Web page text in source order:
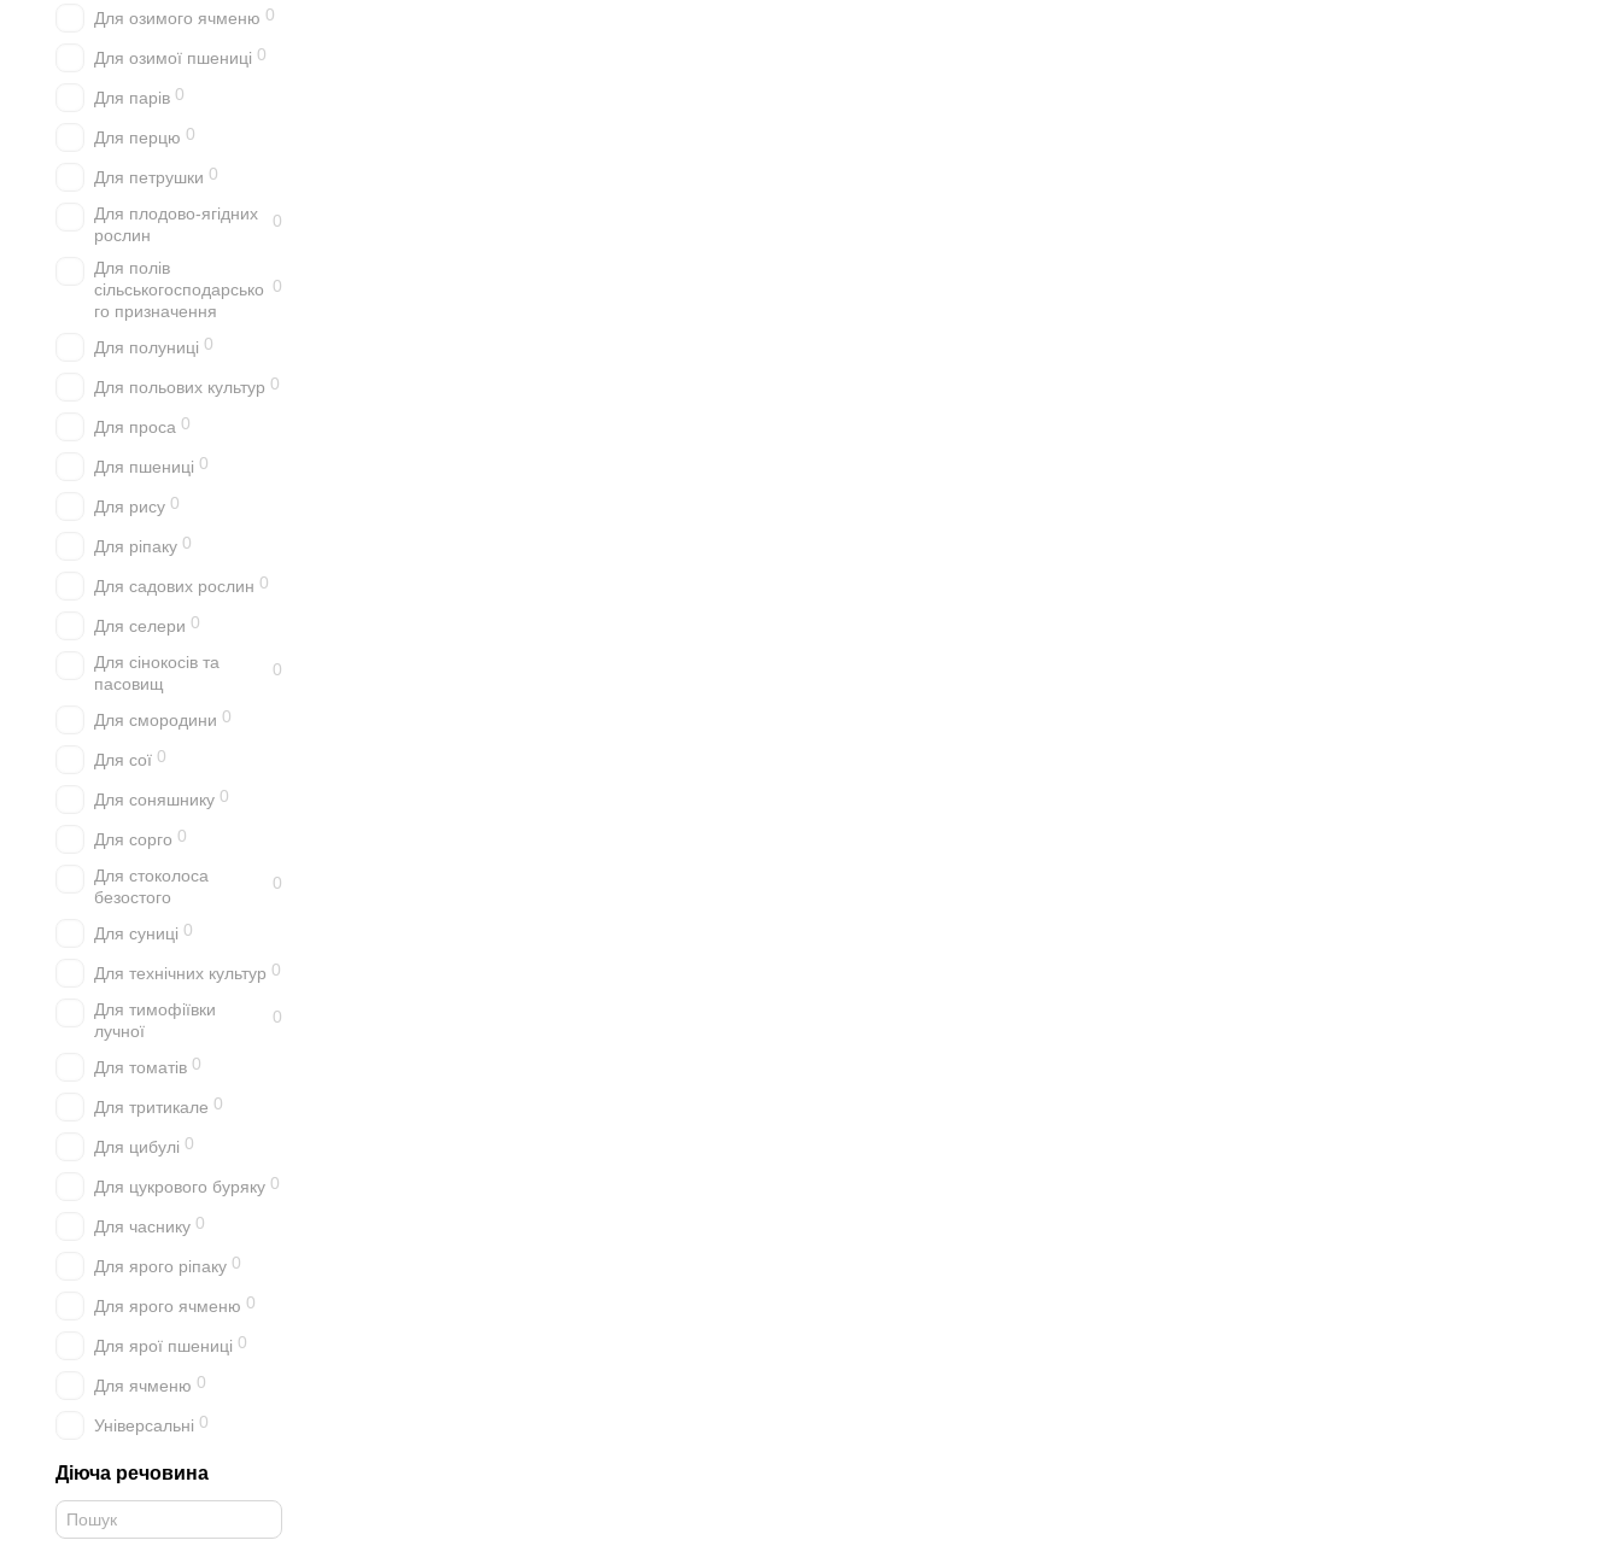
Для озимого ячменю 0
Для озимої пшениці 0
Для парів 0
Для перцю 0
Для петрушки 0
Для плодово-ягідних
рослин
0
Для полів
сільськогосподарсько
го призначення
0
Для полуниці 0
Для польових культур 0
Для проса 0
Для пшениці 0
Для рису 0
Для ріпаку 0
Для садових рослин 0
Для селери 0
Для сінокосів та
пасовищ
0
Для смородини 0
Для сої 0
Для соняшнику 0
Для сорго 0
Для стоколоса
безостого
0
Для суниці 0
Для технічних культур 0
Для тимофіївки
лучної
0
Для томатів 0
Для тритикале 0
Для цибулі 0
Для цукрового буряку 0
Для часнику 0
Для ярого ріпаку 0
Для ярого ячменю 0
Для ярої пшениці 0
Для ячменю 0
Універсальні 0
Діюча речовина